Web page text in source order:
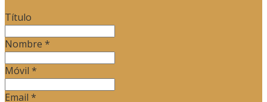
Título
Nombre *
Móvil *
Email *